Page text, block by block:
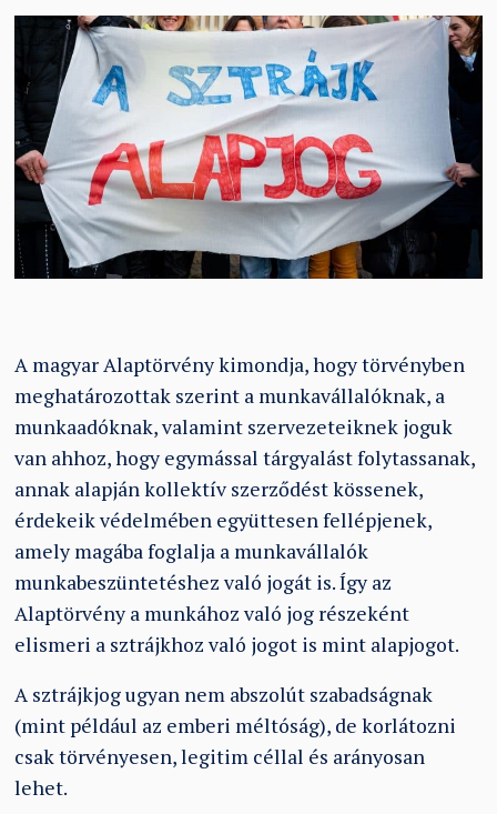
A magyar Alaptörvény kimondja, hogy törvényben
meghatározottak szerint a munkavállalóknak, a
munkaadóknak, valamint szervezeteiknek joguk
van ahhoz, hogy egymással tárgyalást folytassanak,
annak alapján kollektív szerződést kössenek,
érdekeik védelmében együttesen fellépjenek,
amely magába foglalja a munkavállalók
munkabeszüntetéshez való jogát is. Így az
Alaptörvény a munkához való jog részeként
elismeri a sztrájkhoz való jogot is mint alapjogot.
A sztrájkjog ugyan nem abszolút szabadságnak
(mint például az emberi méltóság), de korlátozni
csak törvényesen, legitim céllal és arányosan
lehet.